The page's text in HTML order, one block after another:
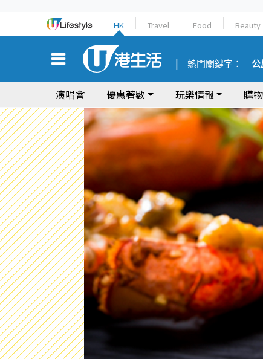
HK Travel Food Beauty
熱門關鍵字： 公
演唱會 優惠著數 玩樂情報 購